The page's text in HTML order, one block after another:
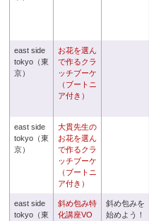
east side
tokyo（東
京）
お花を選ん
で作るクラ
ッチブーケ
（ブートニ
ア付き）
east side
tokyo（東
京）
大貫先生の
お花を選ん
で作るクラ
ッチブーケ
（ブートニ
ア付き）
east side
tokyo（東
斜め包み特
化講座VO
斜め包みを
始めよう！